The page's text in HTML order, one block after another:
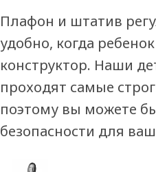
Плафон и штатив
удобно, когда
конструктор. Наши
проходят самые
поэтому вы можете
безопасности для